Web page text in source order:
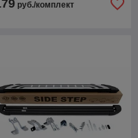
руб./комплект